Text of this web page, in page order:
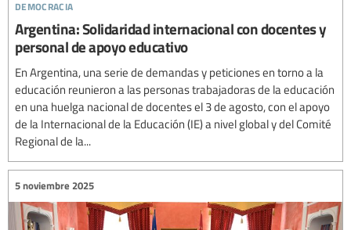
democracia
Argentina: Solidaridad internacional con docentes y
personal de apoyo educativo
En Argentina, una serie de demandas y peticiones en torno a la
educación reunieron a las personas trabajadoras de la educación
en una huelga nacional de docentes el 3 de agosto, con el apoyo
de la Internacional de la Educación (IE) a nivel global y del Comité
Regional de la...
5 noviembre 2025